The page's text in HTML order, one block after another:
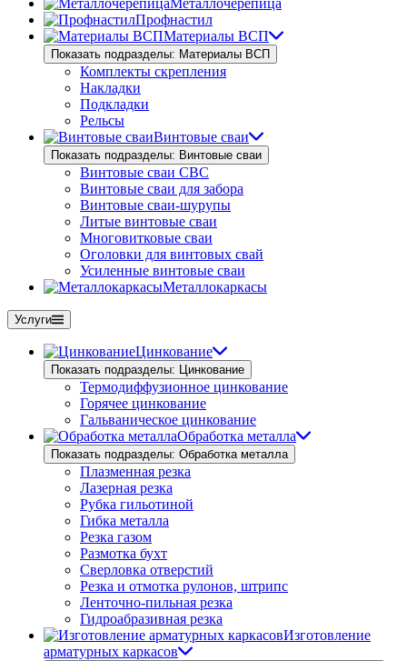
Металлочерепица
Профнастил
Материалы ВСП
Показать подразделы: Материалы ВСП
Комплекты скрепления
Накладки
Подкладки
Рельсы
Винтовые сваи
Показать подразделы: Винтовые сваи
Винтовые сваи СВС
Винтовые сваи для забора
Винтовые сваи-шурупы
Литые винтовые сваи
Многовитковые сваи
Оголовки для винтовых свай
Усиленные винтовые сваи
Металлокаркасы
Услуги
Цинкование
Показать подразделы: Цинкование
Термодиффузионное цинкование
Горячее цинкование
Гальваническое цинкование
Обработка металла
Показать подразделы: Обработка металла
Плазменная резка
Лазерная резка
Рубка гильотиной
Гибка металла
Резка газом
Размотка бухт
Сверловка отверстий
Резка и отмотка рулонов, штрипс
Ленточно-пильная резка
Гидроабразивная резка
Изготовление
арматурных каркасов